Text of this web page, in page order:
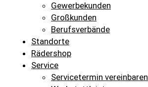
Gewerbekunden
Großkunden
Berufsverbände
Standorte
Rädershop
Service
Servicetermin vereinbaren